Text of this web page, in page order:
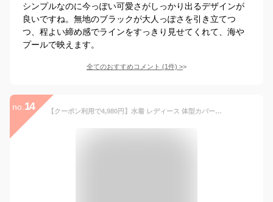
シンプルなのに今っぽい可愛さがしっかり出るデザインが
良いですね。無地のブラックが大人っぽさを引き立てつ
つ、程よい締め感でラインをすっきり見せてくれて、海や
プールで映えます。
全てのおすすめコメント (1件) >
no. 14 【クーポン利用で4,980円】水着 レディース 体型カバー水着 ワンピース水着 トップス 2点セット 2026新色登場 2way レースアップ水着 長袖 二の腕カバー 無地 パッドあり グレー ピンク ブラック ミント ママ水着 ミセス オトナ女子 大人可愛い